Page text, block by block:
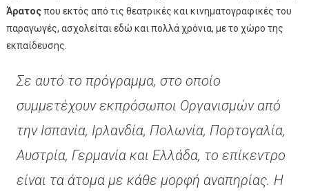
Άρατοςπου εκτός από τις θεατρικές και κινηματογραφικές του
παραγωγές, ασχολείται εδώ και πολλά χρόνια, με το χώρο της
εκπαίδευσης.
Σε αυτό το πρόγραμμα, στο οποίο
συμμετέχουν εκπρόσωποι Οργανισμών από
την Ισπανία, Ιρλανδία, Πολωνία, Πορτογαλία,
Αυστρία, Γερμανία και Ελλάδα, το επίκεντρο
είναι τα άτομα με κάθε μορφή αναπηρίας. Η